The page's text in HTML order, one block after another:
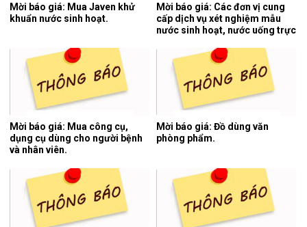
Mời báo giá: Mua Javen khử
khuẩn nước sinh hoạt.
Mời báo giá: Các đơn vị cung
cấp dịch vụ xét nghiệm mẫu
nước sinh hoạt, nước uống trực
cuối năm 2026.
Mời báo giá: Mua công cụ,
dụng cụ dùng cho người bệnh
và nhân viên.
Mời báo giá: Đồ dùng văn
phòng phẩm.